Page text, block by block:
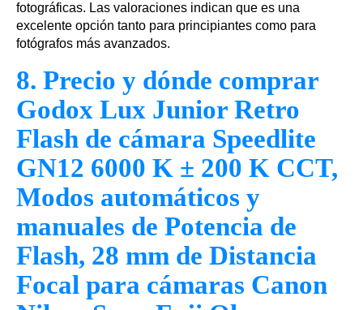
fotográficas. Las valoraciones indican que es una
excelente opción tanto para principiantes como para
fotógrafos más avanzados.
8. Precio y dónde comprar
Godox Lux Junior Retro
Flash de cámara Speedlite
GN12 6000 K ± 200 K CCT,
Modos automáticos y
manuales de Potencia de
Flash, 28 mm de Distancia
Focal para cámaras Canon